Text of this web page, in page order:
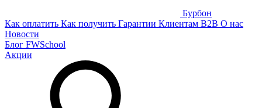
Бурбон
Как оплатить Как получить Гарантии Клиентам B2B О нас
Новости
Блог FWSchool
Акции